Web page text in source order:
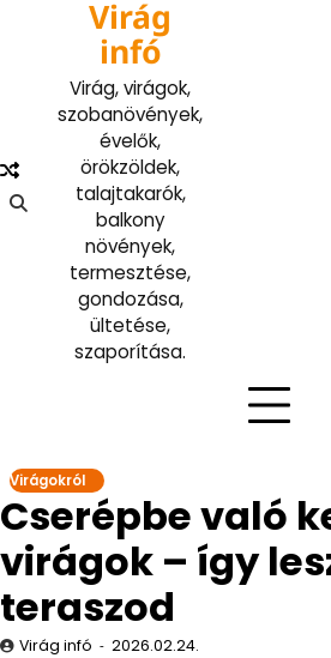
Virág
infó
Virág, virágok,
szobanövények,
évelők,
örökzöldek,
talajtakarók,
balkony
növények,
termesztése,
gondozása,
ültetése,
szaporítása.
Virágokról
Cserépbe való
virágok – így
teraszod
Virág infó 2026.02.24.